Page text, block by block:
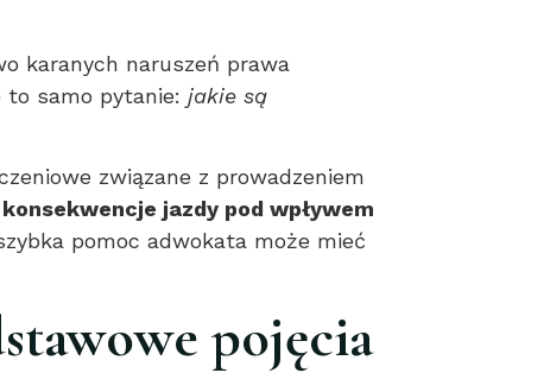
karanych naruszeń prawa
to samo pytanie: jakie są
związane z prowadzeniem
konsekwencje jazdy pod wpływem
pomoc adwokata może mieć
pojęcia